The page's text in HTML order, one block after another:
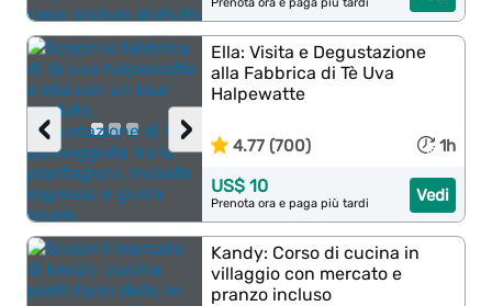
›
‹
Ella: Visita e Degustazione
alla Fabbrica di Tè Uva
Halpewatte
4.77 (700) 1h
Vedi
US$ 10
Prenota ora e paga più tardi
Kandy: Corso di cucina in
villaggio con mercato e
pranzo incluso